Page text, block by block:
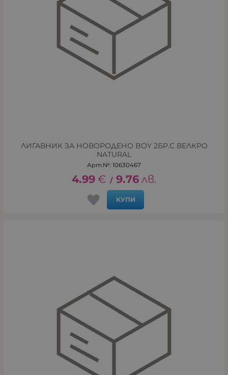
ЛИГАВНИК ЗА НОВОРОДЕНО BOY 2БР.С ВЕЛКРО
NATURAL
Арт.№: 10630467
4.99 € / 9.76 лв.
КУПИ